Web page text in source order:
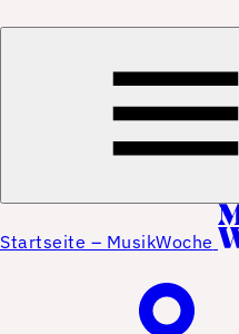
Startseite – MusikWoche